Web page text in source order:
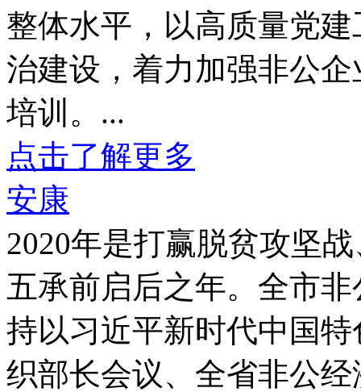
整体水平，以高质量党
治建设，着力加强非公
培训。...
点击了解更多
安康
2020年是打赢脱贫攻坚
五承前启后之年。全市
持以习近平新时代中国
织部长会议、全省非公